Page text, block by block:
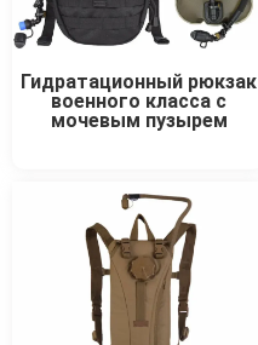
Гидратационный рюкзак
военного класса с
мочевым пузырем